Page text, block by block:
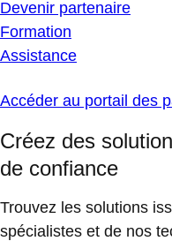
Devenir partenaire
Formation
Assistance
Accéder au portail des
Créez des
de confiance
Trouvez les solutions
spécialistes et de nos